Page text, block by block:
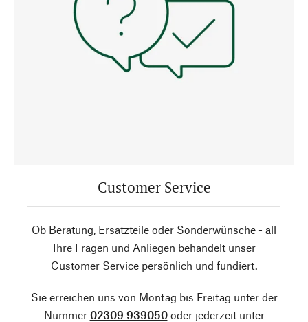
Customer Service
Ob Beratung, Ersatzteile oder Sonderwünsche - all
Ihre Fragen und Anliegen behandelt unser
Customer Service persönlich und fundiert.
Sie erreichen uns von Montag bis Freitag unter der
Nummer 02309 939050oder jederzeit unter